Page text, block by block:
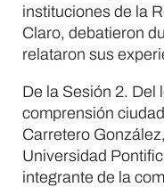
instituciones de la
Claro, debatieron
relataron sus
De la Sesión 2. Del
comprensión
Carretero
Universidad
integrante de la